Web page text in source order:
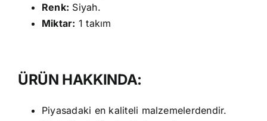
Renk: Siyah.
Miktar: 1 takım
ÜRÜN HAKKINDA:
Piyasadaki en kaliteli malzemelerdendir.